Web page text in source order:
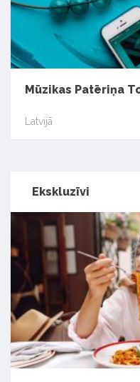
Mūzikas Patēriņa
Latvijā
Ekskluzīvi